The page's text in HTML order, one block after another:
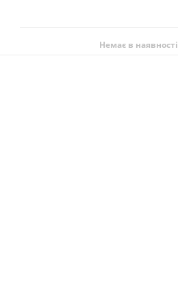
Немає в наявності